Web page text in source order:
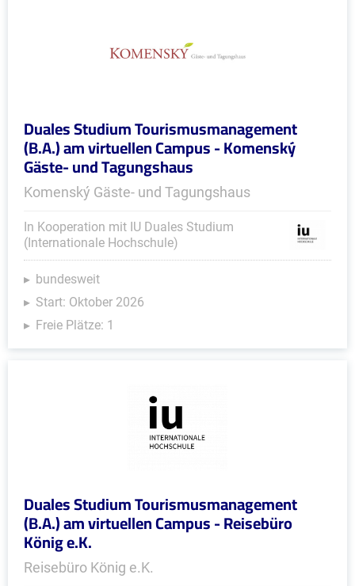
Duales Studium Tourismusmanagement
(B.A.) am virtuellen Campus - Komenský
Gäste- und Tagungshaus
Komenský Gäste- und Tagungshaus
In Kooperation mit IU Duales Studium
(Internationale Hochschule)
bundesweit
Start: Oktober 2026
Freie Plätze: 1
Duales Studium Tourismusmanagement
(B.A.) am virtuellen Campus - Reisebüro
König e.K.
Reisebüro König e.K.